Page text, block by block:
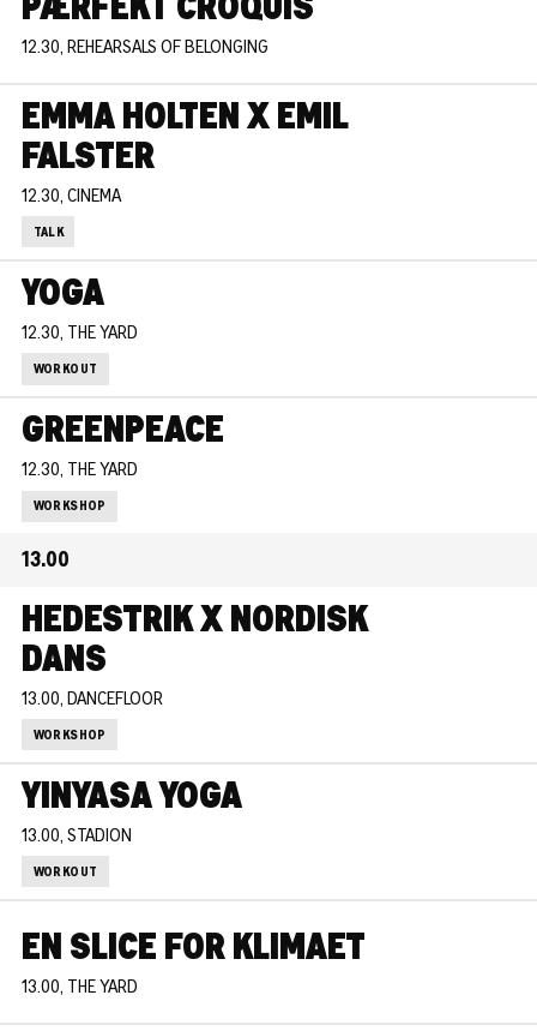
12.30, REHEARSALS OF BELONGING
EMMA HOLTEN X EMIL
FALSTER
12.30, CINEMA
TALK
YOGA
12.30, THE YARD
WORKOUT
GREENPEACE
12.30, THE YARD
WORKSHOP
13.00
HEDESTRIK X NORDISK
DANS
13.00, DANCEFLOOR
WORKSHOP
YINYASA YOGA
13.00, STADION
WORKOUT
EN SLICE FOR KLIMAET
13.00, THE YARD